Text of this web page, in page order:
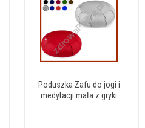
Poduszka Zafu do jogi i
medytacji mała z gryki